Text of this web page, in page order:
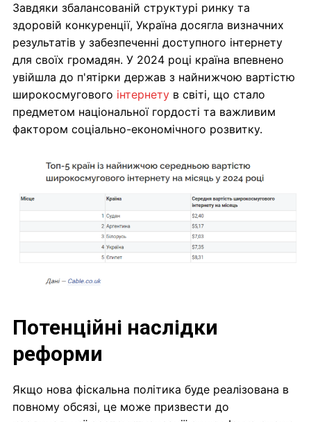
Завдяки збалансованій структурі ринку та
здоровій конкуренції, Україна досягла визначних
результатів у забезпеченні доступного інтернету
для своїх громадян. У 2024 році країна впевнено
увійшла до п'ятірки держав з найнижчою вартістю
широкосмугового інтернету в світі, що стало
предметом національної гордості та важливим
фактором соціально-економічного розвитку.
Потенційні наслідки
реформи
Якщо нова фіскальна політика буде реалізована в
повному обсязі, це може призвести до